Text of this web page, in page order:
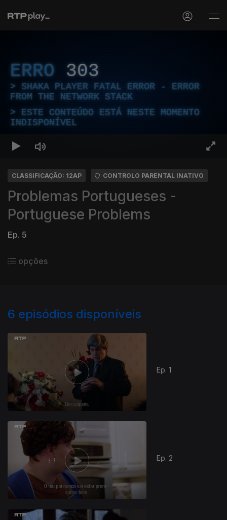
ERRO 303
SHAKA PLAYER FATAL ERROR - ERROR
FROM THE NETWORK STACK
ESTE CONTEÚDO ESTÁ NESTE MOMENTO
INDISPONÍVEL
CLASSIFICAÇÃO: 12AP CONTROLO PARENTAL INATIVO
Problemas Portugueses -
Portuguese Problems
Ep. 5
opções
6 episódios disponíveis
Ep. 1
Ep. 2